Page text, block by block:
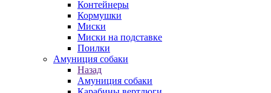
Контейнеры
Кормушки
Миски
Миски на подставке
Поилки
Амуниция собаки
Назад
Амуниция собаки